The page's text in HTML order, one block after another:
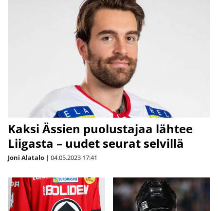
Kaksi Ässien puolustajaa lähtee
Liigasta – uudet seurat selvillä
Joni Alatalo | 04.05.2023 17:41